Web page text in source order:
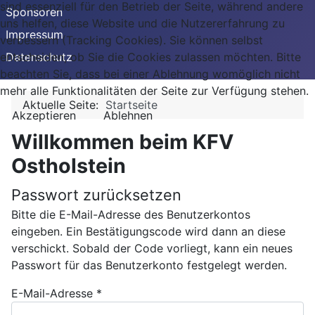
Sponsoren
Impressum
Datenschutz
Aktuelle Seite: Startseite
Willkommen beim KFV
Ostholstein
Passwort zurücksetzen
Bitte die E-Mail-Adresse des Benutzerkontos
eingeben. Ein Bestätigungscode wird dann an diese
verschickt. Sobald der Code vorliegt, kann ein neues
Passwort für das Benutzerkonto festgelegt werden.
E-Mail-Adresse *
sind essenziell für den Betrieb der Seite, während andere
uns helfen, diese Website und die Nutzererfahrung zu
verbessern (Tracking Cookies). Sie können selbst
entscheiden, ob Sie die Cookies zulassen möchten. Bitte
beachten Sie, dass bei einer Ablehnung womöglich nicht
mehr alle Funktionalitäten der Seite zur Verfügung stehen.
Akzeptieren
Ablehnen